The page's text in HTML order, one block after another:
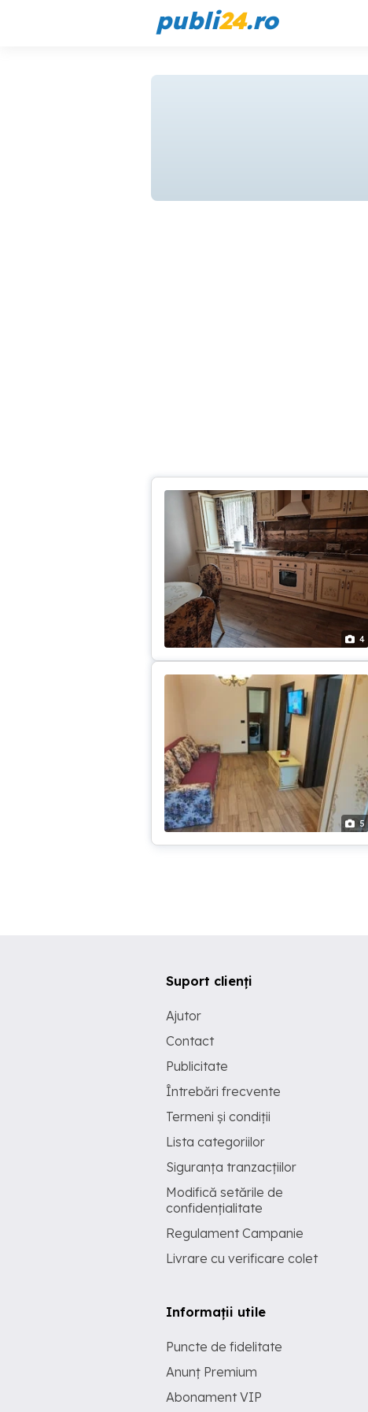
publi24.ro
4
5
Suport clienți
Ajutor
Contact
Publicitate
Întrebări frecvente
Termeni și condiții
Lista categoriilor
Siguranța tranzacțiilor
Modifică setările de
confidențialitate
Regulament Campanie
Livrare cu verificare colet
Informații utile
Puncte de fidelitate
Anunț Premium
Abonament VIP